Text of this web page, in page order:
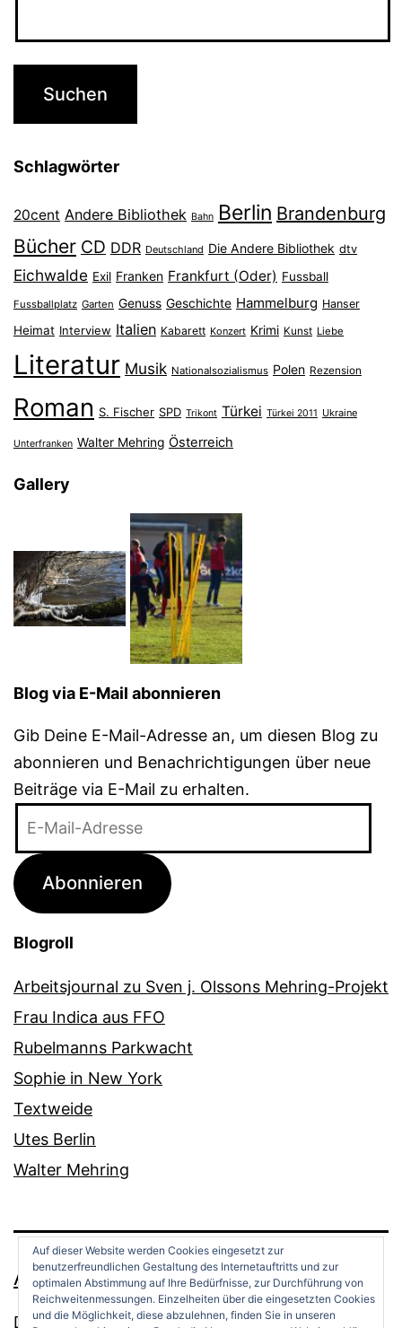
Schlagwörter
20cent Andere Bibliothek Bahn Berlin Brandenburg
Bücher CD DDR Deutschland Die Andere Bibliothek dtv
Eichwalde Exil Franken Frankfurt (Oder) Fussball
Fussballplatz Garten Genuss Geschichte Hammelburg Hanser
Heimat Interview Italien Kabarett Konzert Krimi Kunst Liebe
Literatur Musik Nationalsozialismus Polen Rezension
Roman S. Fischer SPD Trikont Türkei Türkei 2011 Ukraine
Unterfranken Walter Mehring Österreich
Gallery
Blog via E-Mail abonnieren
Gib Deine E-Mail-Adresse an, um diesen Blog zu
abonnieren und Benachrichtigungen über neue
Beiträge via E-Mail zu erhalten.
Adresse
Abonnieren
Blogroll
Arbeitsjournal zu Sven j. Olssons Mehring-Projekt
Frau Indica aus FFO
Rubelmanns Parkwacht
Sophie in New York
Textweide
Utes Berlin
Walter Mehring
ANDREAS OPPERMANN
Datenschutz
Auf dieser Website werden Cookies eingesetzt zur
benutzerfreundlichen Gestaltung des Internetauftritts und zur
optimalen Abstimmung auf Ihre Bedürfnisse, zur Durchführung von
Reichweitenmessungen. Einzelheiten über die eingesetzten Cookies
und die Möglichkeit, diese abzulehnen, finden Sie in unseren